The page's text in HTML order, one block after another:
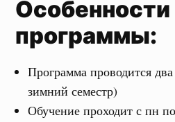
Особенности
программы:
Программа проводится
зимний семестр)
Обучение проходит с пн